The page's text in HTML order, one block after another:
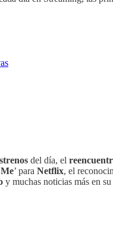
del día, el
’ para Netflix, el
y muchas noticias más en